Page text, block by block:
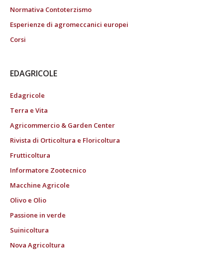
Normativa Contoterzismo
Esperienze di agromeccanici europei
Corsi
EDAGRICOLE
Edagricole
Terra e Vita
Agricommercio & Garden Center
Rivista di Orticoltura e Floricoltura
Frutticoltura
Informatore Zootecnico
Macchine Agricole
Olivo e Olio
Passione in verde
Suinicoltura
Nova Agricoltura